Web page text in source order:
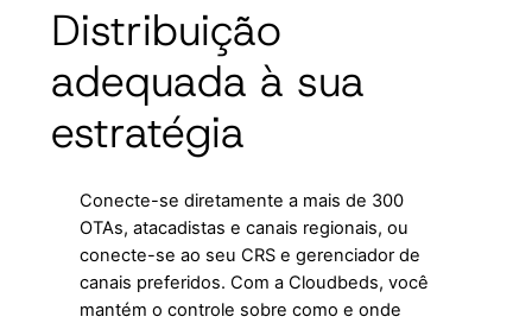
Distribuição
adequada à sua
estratégia
Conecte-se diretamente a mais de 300
OTAs, atacadistas e canais regionais, ou
conecte-se ao seu CRS e gerenciador de
canais preferidos. Com a Cloudbeds, você
mantém o controle sobre como e onde